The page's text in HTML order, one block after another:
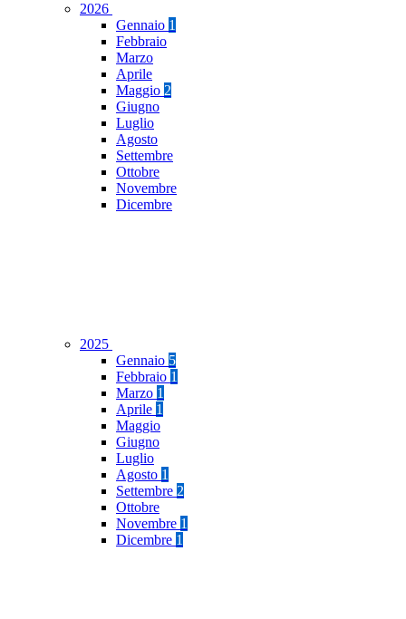
2026
Gennaio 1
Febbraio
Marzo
Aprile
Maggio 2
Giugno
Luglio
Agosto
Settembre
Ottobre
Novembre
Dicembre
2025
Gennaio 5
Febbraio 1
Marzo 1
Aprile 1
Maggio
Giugno
Luglio
Agosto 1
Settembre 2
Ottobre
Novembre 1
Dicembre 1